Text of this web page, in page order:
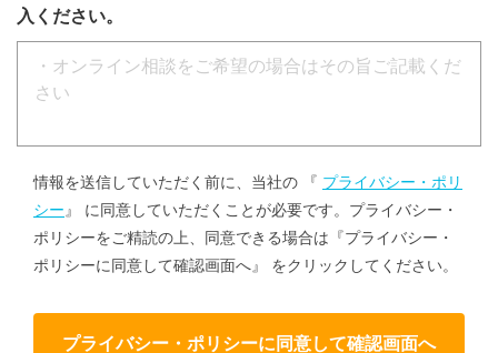
入ください。
情報を送信していただく前に、当社の 『 プライバシー・ポリ
シー 』 に同意していただくことが必要です。プライバシー・
ポリシーをご精読の上、同意できる場合は『プライバシー・
ポリシーに同意して確認画面へ』 をクリックしてください。
プライバシー・ポリシーに同意して確認画面へ